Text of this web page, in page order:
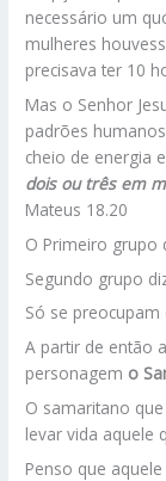
necessário um
mulheres
precisava ter 10
Mas o Senhor
padrões
cheio de energia
dois ou três em
Mateus 18.20
O Primeiro grupo
Segundo grupo
Só se
A partir de então
personagem o
O samaritano
levar vida aquele
Penso que